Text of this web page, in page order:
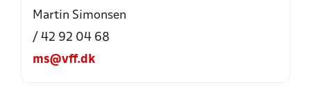
Martin Simonsen
/ 42 92 04 68
ms@vff.dk